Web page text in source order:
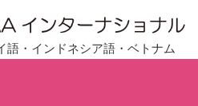
語・インドネシア語・ベトナム